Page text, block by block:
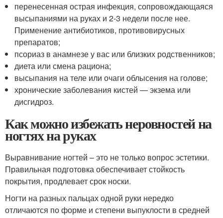
перенесенная острая инфекция, сопровождающаяся
высыпаниями на руках и 2-3 недели после нее.
Применение антибиотиков, противовирусных
препаратов;
псориаз в анамнезе у вас или близких родственников;
диета или смена рациона;
высыпания на теле или очаги облысения на голове;
хронические заболевания кистей — экзема или
дисгидроз.
Как можно избежать неровностей на
ногтях на руках
Выравнивание ногтей – это не только вопрос эстетики.
Правильная подготовка обеспечивает стойкость
покрытия, продлевает срок носки.
Ногти на разных пальцах одной руки нередко
отличаются по форме и степени выпуклости в средней